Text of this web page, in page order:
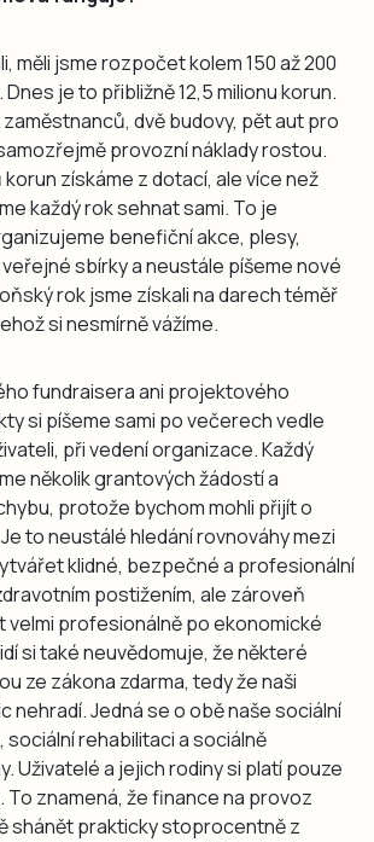
měli jsme rozpočet kolem 150 až 200
je to přibližně 12,5 milionu korun.
dvě budovy, pět aut pro
provozní náklady rostou.
získáme z dotací, ale více než
každý rok sehnat sami. To je
benefiční akce, plesy,
sbírky a neustále píšeme nové
rok jsme získali na darech téměř
si nesmírně vážíme.
fundraisera ani projektového
si píšeme sami po večerech vedle
při vedení organizace. Každý
několik grantových žádostí a
protože bychom mohli přijít o
to neustálé hledání rovnováhy mezi
klidné, bezpečné a profesionální
postižením, ale zároveň
velmi profesionálně po ekonomické
si také neuvědomuje, že některé
ze zákona zdarma, tedy že naši
nehradí. Jedná se o obě naše sociální
rehabilitaci a sociálně
Uživatelé a jejich rodiny si platí pouze
To znamená, že finance na provoz
shánět prakticky stoprocentně z